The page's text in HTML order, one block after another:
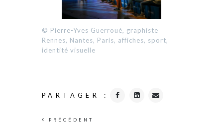
© Pierre-Yves Guerroué, graphiste
Rennes, Nantes, Paris, affiches, sport,
identité visuelle
PARTAGER :
PRÉCÉDENT